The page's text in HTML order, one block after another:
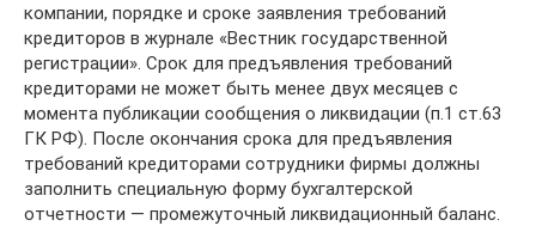
компании, порядке и сроке заявления требований
кредиторов в журнале «Вестник государственной
регистрации». Срок для предъявления требований
кредиторами не может быть менее двух месяцев с
момента публикации сообщения о ликвидации (п.1 ст.63
ГК РФ). После окончания срока для предъявления
требований кредиторами сотрудники фирмы должны
заполнить специальную форму бухгалтерской
отчетности — промежуточный ликвидационный баланс.